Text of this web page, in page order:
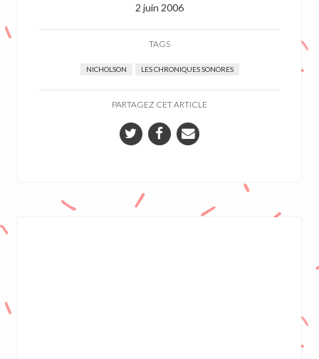
2 juin 2006
TAGS
NICHOLSON LES CHRONIQUES SONORES
PARTAGEZ CET ARTICLE